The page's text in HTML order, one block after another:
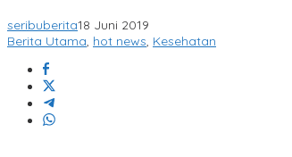
seribuberita18 Juni 2019
Berita Utama, hot news, Kesehatan